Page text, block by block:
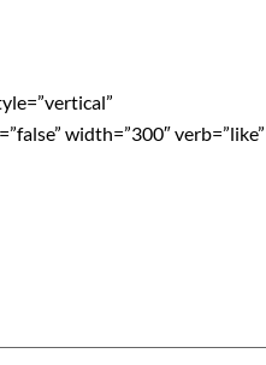
width=”300″ verb=”like”